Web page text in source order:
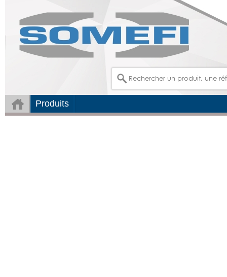
Produits